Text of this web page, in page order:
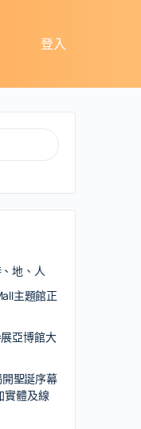
登入
地、人
主題館正
亞博館大
聖誕序幕
實體及線